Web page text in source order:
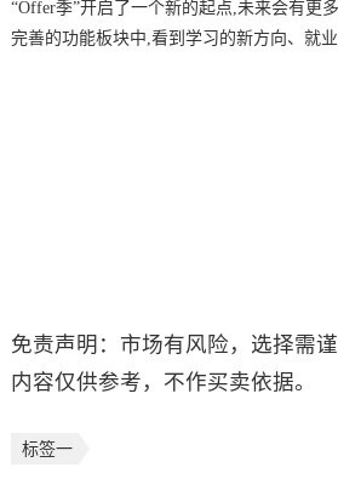
“Offer季”开启了一个新的起点,未来会有更
完善的功能板块中,看到学习的新方向、就业
免责声明：市场有风险，选择需
内容仅供参考，不作买卖依据。
标签一